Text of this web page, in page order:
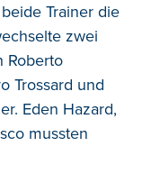
Trainer die
zwei
Roberto
Trossard und
Eden Hazard,
mussten